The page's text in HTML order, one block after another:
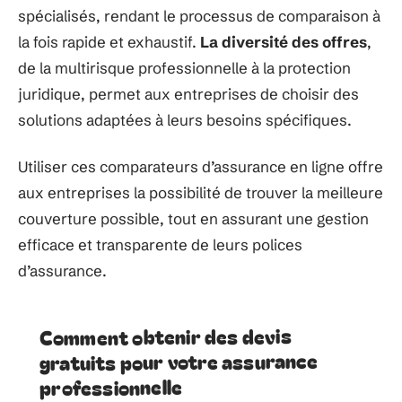
spécialisés, rendant le processus de comparaison à
la fois rapide et exhaustif. La diversité des offres,
de la multirisque professionnelle à la protection
juridique, permet aux entreprises de choisir des
solutions adaptées à leurs besoins spécifiques.
Utiliser ces comparateurs d’assurance en ligne offre
aux entreprises la possibilité de trouver la meilleure
couverture possible, tout en assurant une gestion
efficace et transparente de leurs polices
d’assurance.
Comment obtenir des devis
gratuits pour votre assurance
professionnelle